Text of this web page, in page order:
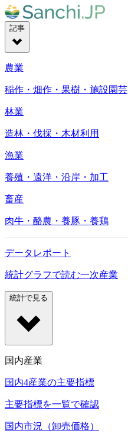
記事
農業
稲作・畑作・果樹・施設園芸
林業
造林・伐採・木材利用
漁業
養殖・遠洋・沿岸・加工
畜産
肉牛・酪農・養豚・養鶏
データレポート
統計グラフで読む一次産業
統計で見る
国内産業
国内4産業の主要指標
主要指標を一覧で確認
国内市況（卸売価格）